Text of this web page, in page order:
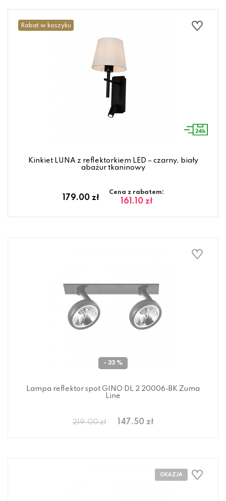
Rabat w koszyku
Kinkiet LUNA z reflektorkiem LED – czarny, biały
abażur tkaninowy
179.00 zł
Cena z rabatem:
161.10 zł
- 33 %
Lampa reflektor spot GINO DL 2 20006-BK Zuma
Line
219.00 zł 147.50 zł